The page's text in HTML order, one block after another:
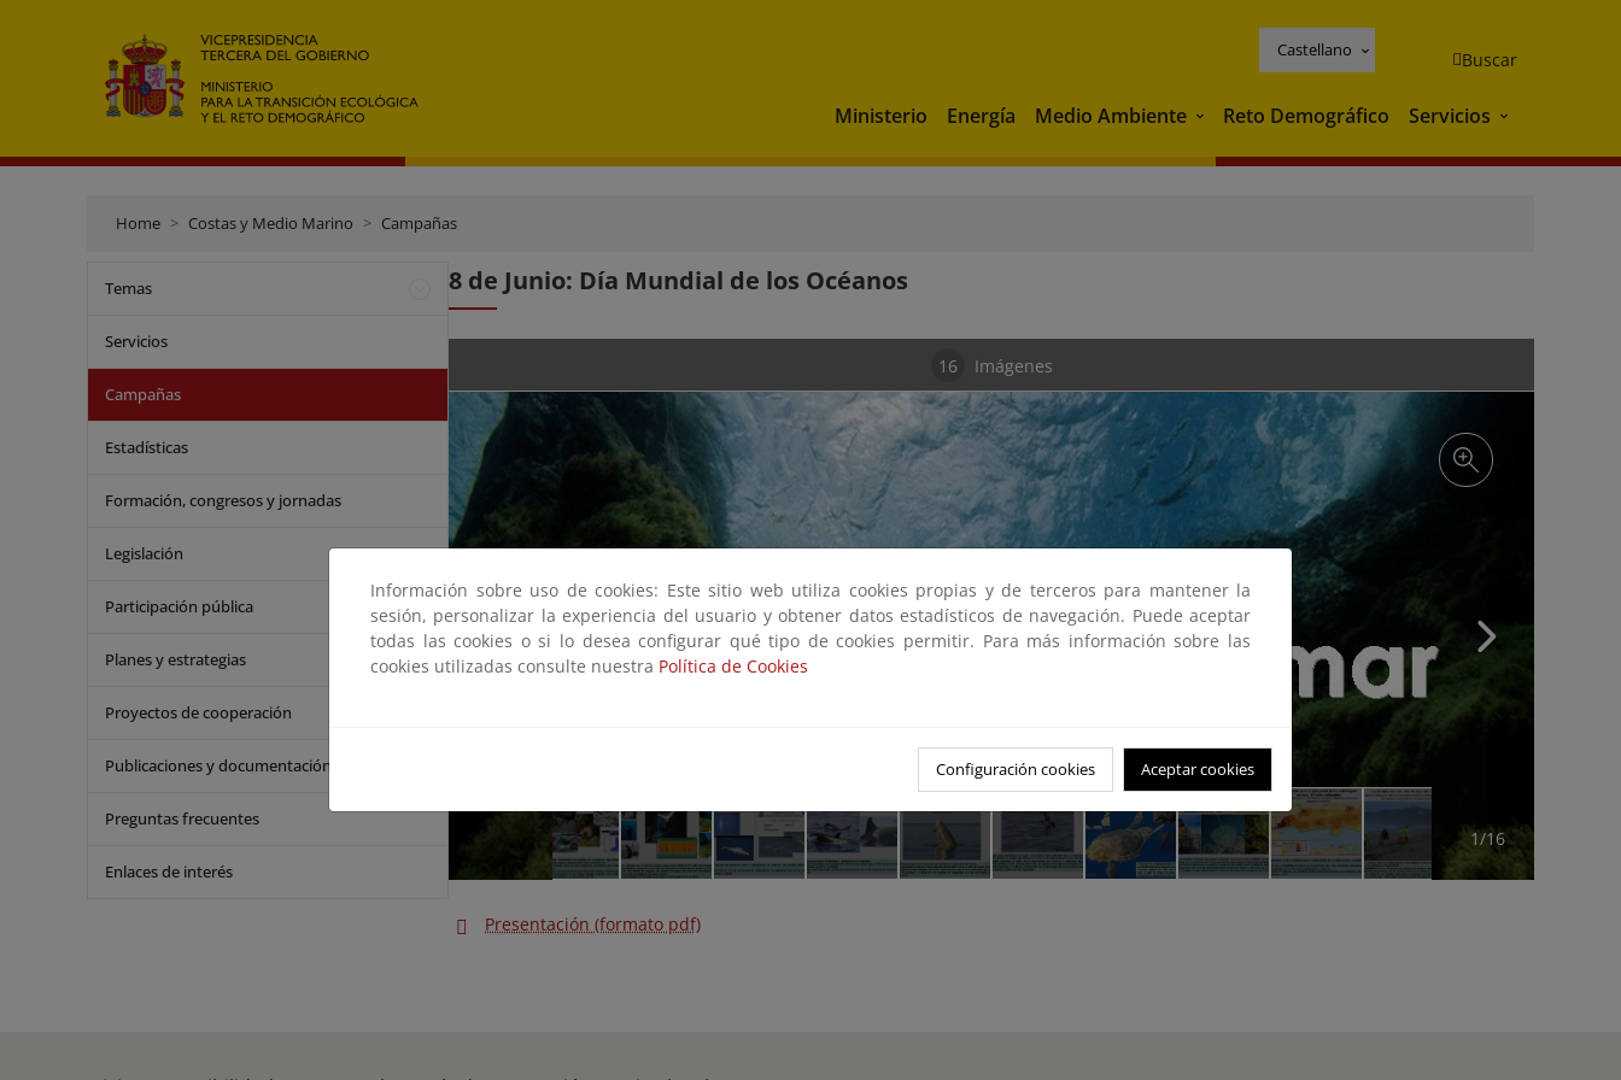
Castellano Buscar
Ministerio Energía Medio Ambiente Medio Ambiente
Reto Demográfico Servicios Servicios
Home Costas y Medio Marino Campañas
Temas
Servicios
Campañas
Estadísticas
Formación, congresos y jornadas
Legislación
Participación pública
Planes y estrategias
Proyectos de cooperación
Publicaciones y documentación
Preguntas frecuentes
Enlaces de interés
8 de Junio: Día Mundial de los Océanos
16 Imágenes
1/16
Presentación (formato pdf)
Información sobre uso de cookies: Este sitio web utiliza cookies propias y de terceros para mantener la
sesión, personalizar la experiencia del usuario y obtener datos estadísticos de navegación. Puede aceptar
todas las cookies o si lo desea configurar qué tipo de cookies permitir. Para más información sobre las
cookies utilizadas consulte nuestra Política de Cookies
Configuración cookies Aceptar cookies